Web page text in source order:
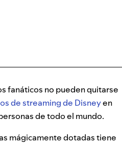
fanáticos no pueden quitarse
de streaming de Disneyen
de todo el mundo.
mágicamente dotadas tiene